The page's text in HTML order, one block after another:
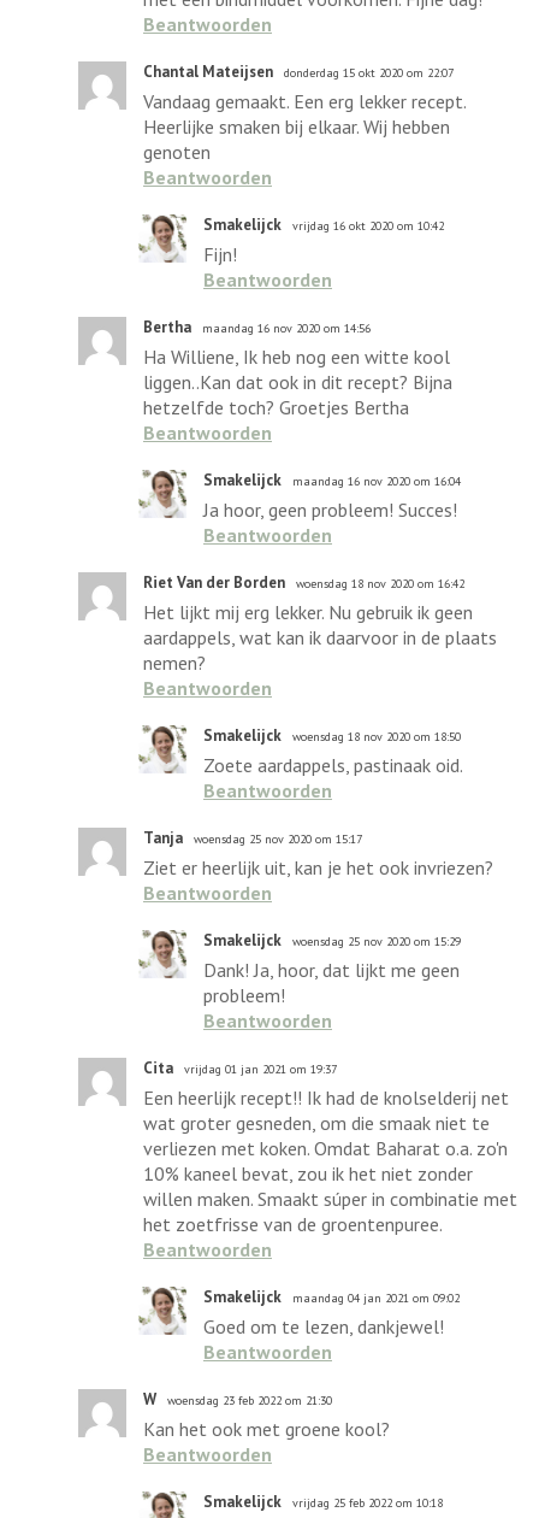
Beantwoorden
Chantal Mateijsen donderdag 15 okt 2020 om 22:07
Vandaag gemaakt. Een erg lekker recept.
Heerlijke smaken bij elkaar. Wij hebben
genoten
Beantwoorden
Smakelijck vrijdag 16 okt 2020 om 10:42
Fijn!
Beantwoorden
Bertha maandag 16 nov 2020 om 14:56
Ha Williene, Ik heb nog een witte kool
liggen..Kan dat ook in dit recept? Bijna
hetzelfde toch? Groetjes Bertha
Beantwoorden
Smakelijck maandag 16 nov 2020 om 16:04
Ja hoor, geen probleem! Succes!
Beantwoorden
Riet Van der Borden woensdag 18 nov 2020 om 16:42
Het lijkt mij erg lekker. Nu gebruik ik geen
aardappels, wat kan ik daarvoor in de plaats
nemen?
Beantwoorden
Smakelijck woensdag 18 nov 2020 om 18:50
Zoete aardappels, pastinaak oid.
Beantwoorden
Tanja woensdag 25 nov 2020 om 15:17
Ziet er heerlijk uit, kan je het ook invriezen?
Beantwoorden
Smakelijck woensdag 25 nov 2020 om 15:29
Dank! Ja, hoor, dat lijkt me geen
probleem!
Beantwoorden
Cita vrijdag 01 jan 2021 om 19:37
Een heerlijk recept!! Ik had de knolselderij net
wat groter gesneden, om die smaak niet te
verliezen met koken. Omdat Baharat o.a. zo'n
10% kaneel bevat, zou ik het niet zonder
willen maken. Smaakt súper in combinatie met
het zoetfrisse van de groentenpuree.
Beantwoorden
Smakelijck maandag 04 jan 2021 om 09:02
Goed om te lezen, dankjewel!
Beantwoorden
W woensdag 23 feb 2022 om 21:30
Kan het ook met groene kool?
Beantwoorden
Smakelijck vrijdag 25 feb 2022 om 10:18